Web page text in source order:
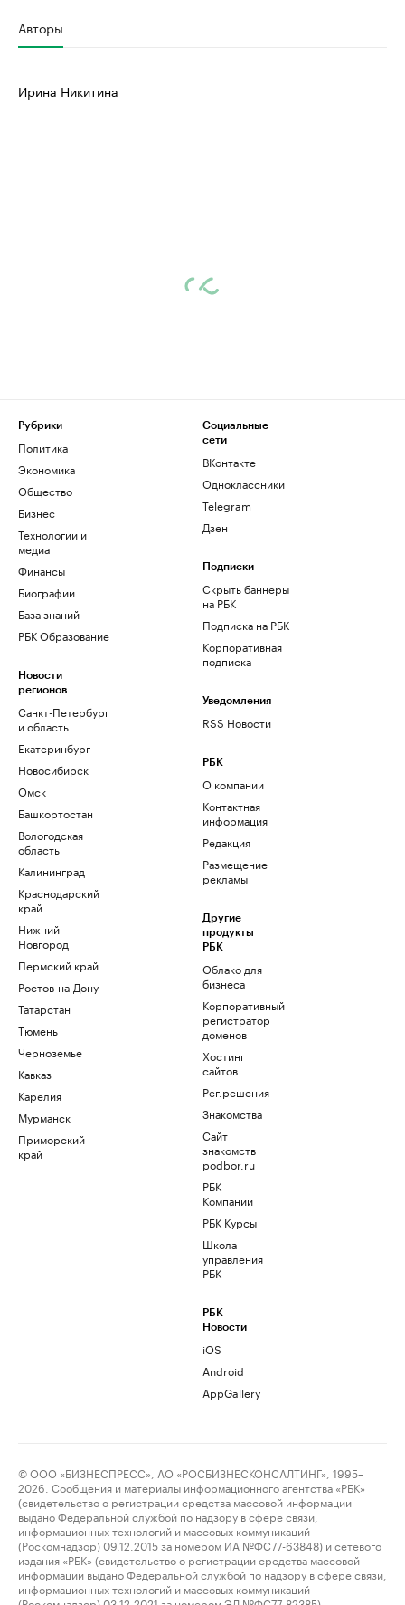
Авторы
Ирина Никитина
Рубрики
Политика
Экономика
Общество
Бизнес
Технологии и
медиа
Финансы
Биографии
База знаний
РБК Образование
Новости
регионов
Санкт-Петербург
и область
Екатеринбург
Новосибирск
Омск
Башкортостан
Вологодская
область
Калининград
Краснодарский
край
Нижний
Новгород
Пермский край
Ростов-на-Дону
Татарстан
Тюмень
Черноземье
Кавказ
Карелия
Мурманск
Приморский
край
Социальные
сети
ВКонтакте
Одноклассники
Telegram
Дзен
Подписки
Скрыть баннеры
на РБК
Подписка на РБК
Корпоративная
подписка
Уведомления
RSS Новости
РБК
О компании
Контактная
информация
Редакция
Размещение
рекламы
Другие
продукты
РБК
Облако для
бизнеса
Корпоративный
регистратор
доменов
Хостинг
сайтов
Рег.решения
Знакомства
Сайт
знакомств
podbor.ru
РБК
Компании
РБК Курсы
Школа
управления
РБК
РБК
Новости
iOS
Android
AppGallery
© ООО «БИЗНЕСПРЕСС», АО «РОСБИЗНЕСКОНСАЛТИНГ», 1995–
2026. Сообщения и материалы информационного агентства «РБК»
(свидетельство о регистрации средства массовой информации
выдано Федеральной службой по надзору в сфере связи,
информационных технологий и массовых коммуникаций
(Роскомнадзор) 09.12.2015 за номером ИА №ФС77-63848) и сетевого
издания «РБК» (свидетельство о регистрации средства массовой
информации выдано Федеральной службой по надзору в сфере связи,
информационных технологий и массовых коммуникаций